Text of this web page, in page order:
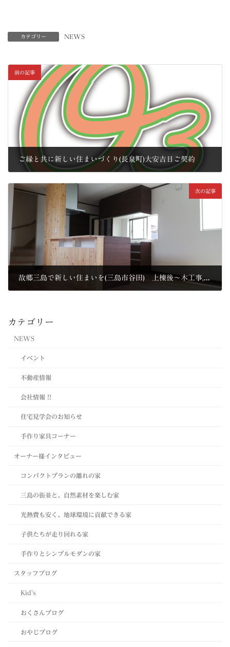
カテゴリー NEWS
前の記事
ご縁と共に新しい住まいづくり(長泉町)大安吉日ご契約
次の記事
故郷三島で新しい住まいを(三島市谷田) 上棟後～木工事,内装,外構,完成
カテゴリー
NEWS
イベント
不動産情報
会社情報 !!
住宅見学会のお知らせ
手作り家具コーナー
オーナー様インタビュー
コンパクトプランの離れの家
三島の街並と、自然素材を楽しむ家
光熱費も安く、地球環境に貢献できる家
子供たちが走り回れる家
手作りとシンプルモダンの家
スタッフブログ
Kid's
おくさんブログ
おやじブログ